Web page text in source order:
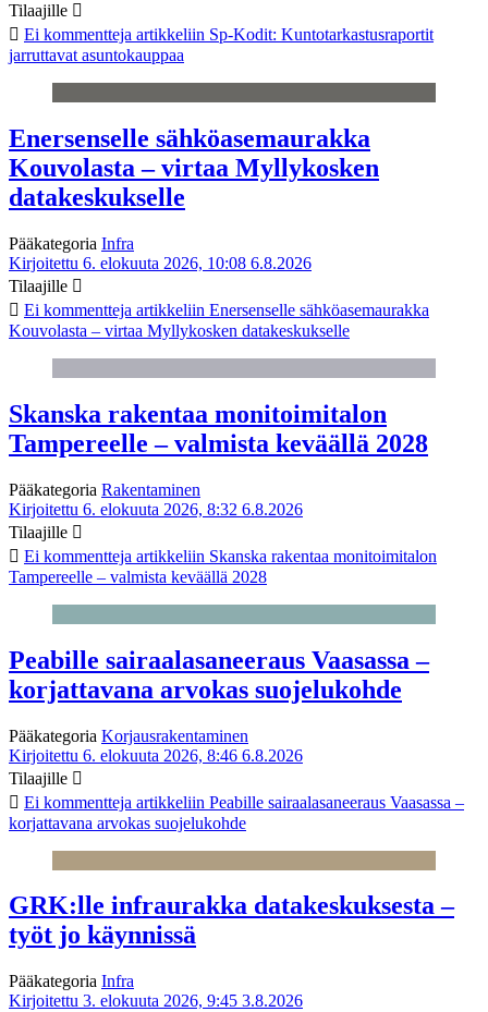
Tilaajille
Ei kommentteja artikkeliin Sp-Kodit: Kuntotarkastusraportit
jarruttavat asuntokauppaa
Enersenselle sähköasemaurakka
Kouvolasta – virtaa Myllykosken
datakeskukselle
Pääkategoria Infra
Kirjoitettu 6. elokuuta 2026, 10:08 6.8.2026
Tilaajille
Ei kommentteja artikkeliin Enersenselle sähköasemaurakka
Kouvolasta – virtaa Myllykosken datakeskukselle
Skanska rakentaa monitoimitalon
Tampereelle – valmista keväällä 2028
Pääkategoria Rakentaminen
Kirjoitettu 6. elokuuta 2026, 8:32 6.8.2026
Tilaajille
Ei kommentteja artikkeliin Skanska rakentaa monitoimitalon
Tampereelle – valmista keväällä 2028
Peabille sairaalasaneeraus Vaasassa –
korjattavana arvokas suojelukohde
Pääkategoria Korjausrakentaminen
Kirjoitettu 6. elokuuta 2026, 8:46 6.8.2026
Tilaajille
Ei kommentteja artikkeliin Peabille sairaalasaneeraus Vaasassa –
korjattavana arvokas suojelukohde
GRK:lle infraurakka datakeskuksesta –
työt jo käynnissä
Pääkategoria Infra
Kirjoitettu 3. elokuuta 2026, 9:45 3.8.2026